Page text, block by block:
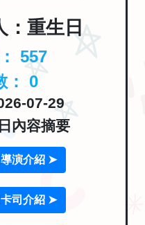
：重生日
557
： 0
07-29
內容摘要
演介紹 ➤
司介紹 ➤